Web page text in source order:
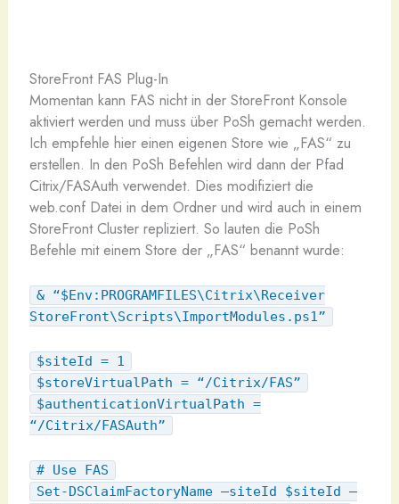
StoreFront FAS Plug-In
Momentan kann FAS nicht in der StoreFront Konsole
aktiviert werden und muss über PoSh gemacht werden.
Ich empfehle hier einen eigenen Store wie „FAS“ zu
erstellen. In den PoSh Befehlen wird dann der Pfad
Citrix/FASAuth verwendet. Dies modifiziert die
web.conf Datei in dem Ordner und wird auch in einem
StoreFront Cluster repliziert. So lauten die PoSh
Befehle mit einem Store der „FAS“ benannt wurde:
& “$Env:PROGRAMFILES\Citrix\Receiver
StoreFront\Scripts\ImportModules.ps1”
$siteId = 1
$storeVirtualPath = “/Citrix/FAS”
$authenticationVirtualPath =
“/Citrix/FASAuth”
# Use FAS
Set-DSClaimFactoryName –siteId $siteId –